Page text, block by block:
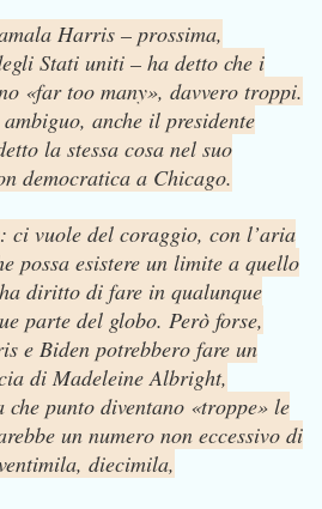
Harris – prossima,
Stati uniti – ha detto che i
«far too many», davvero troppi.
anche il presidente
la stessa cosa nel suo
democratica a Chicago.
: ci vuole del coraggio, con l’aria
possa esistere un limite a quello
diritto di fare in qualunque
parte del globo. Però forse,
e Biden potrebbero fare un
di Madeleine Albright,
che punto diventano «troppe» le
un numero non eccessivo di
diecimila,